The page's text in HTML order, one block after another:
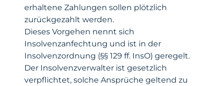
erhaltene Zahlungen sollen plötzlich
zurückgezahlt werden.
Dieses Vorgehen nennt sich
Insolvenzanfechtung und ist in der
Insolvenzordnung (§§ 129 ff. InsO) geregelt.
Der Insolvenzverwalter ist gesetzlich
verpflichtet, solche Ansprüche geltend zu